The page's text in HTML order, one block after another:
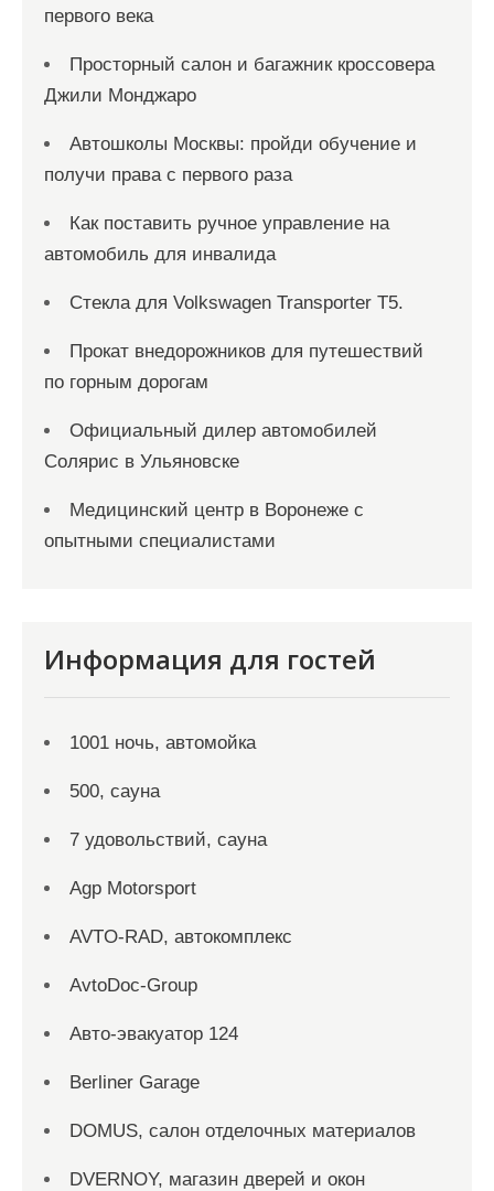
первого века
Просторный салон и багажник кроссовера
Джили Монджаро
Автошколы Москвы: пройди обучение и
получи права с первого раза
Как поставить ручное управление на
автомобиль для инвалида
Стекла для Volkswagen Transporter T5.
Прокат внедорожников для путешествий
по горным дорогам
Официальный дилер автомобилей
Солярис в Ульяновске
Медицинский центр в Воронеже с
опытными специалистами
Информация для гостей
1001 ночь, автомойка
500, сауна
7 удовольствий, сауна
Agp Motorsport
AVTO-RAD, автокомплекс
AvtoDoc-Group
Aвто-эвакуатор 124
Berliner Garage
DOMUS, салон отделочных материалов
DVERNOY, магазин дверей и окон